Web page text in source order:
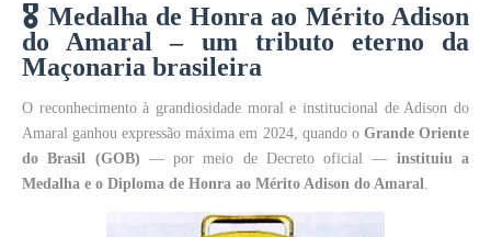
🎖️ Medalha de Honra ao Mérito Adison
do Amaral – um tributo eterno da
Maçonaria brasileira
O reconhecimento à grandiosidade moral e institucional de Adison do
Amaral ganhou expressão máxima em 2024, quando o Grande Oriente
do Brasil (GOB) — por meio de Decreto oficial — instituiu a
Medalha e o Diploma de Honra ao Mérito Adison do Amaral